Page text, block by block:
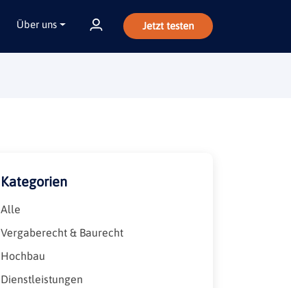
Über uns Jetzt testen
Kategorien
Alle
Vergaberecht & Baurecht
Hochbau
Dienstleistungen